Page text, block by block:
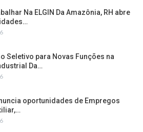
Na ELGIN Da Amazônia, RH abre
Seletivo para Novas Funções na
Da…
oportunidades de Empregos